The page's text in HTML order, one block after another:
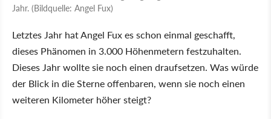
Jahr. (Bildquelle: Angel Fux)
Letztes Jahr hat Angel Fux es schon einmal geschafft,
dieses Phänomen in 3.000 Höhenmetern festzuhalten.
Dieses Jahr wollte sie noch einen draufsetzen. Was würde
der Blick in die Sterne offenbaren, wenn sie noch einen
weiteren Kilometer höher steigt?